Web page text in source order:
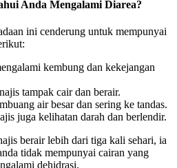
Anda Mengalami Diarea?
ini cenderung untuk mempunyai
kembung dan kekejangan
tampak cair dan berair.
air besar dan sering ke tandas.
juga kelihatan darah dan berlendir.
berair lebih dari tiga kali sehari, ia
tidak mempunyai cairan yang
dehidrasi.